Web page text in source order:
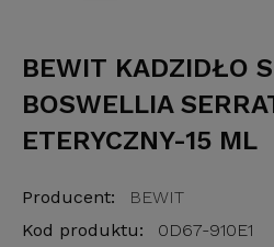
BEWIT KADZIDŁO
BOSWELLIA
ETERYCZNY-15 ML
Producent:
BEWIT
Kod produktu:
0D67-910E1